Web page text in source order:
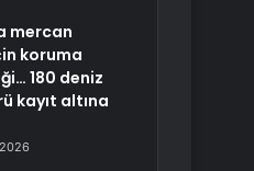
mercan
koruma
180 deniz
kayıt altına